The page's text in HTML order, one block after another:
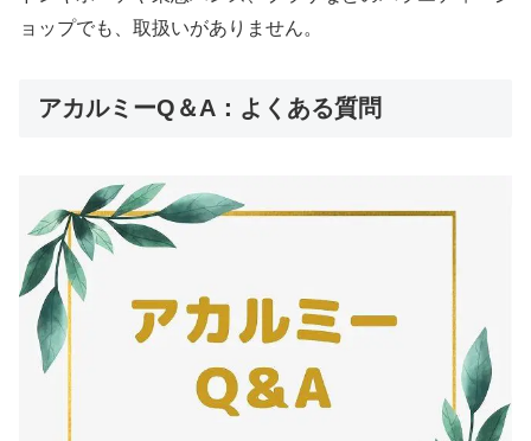
ョップでも、取扱いがありません。
アカルミーQ＆A：よくある質問